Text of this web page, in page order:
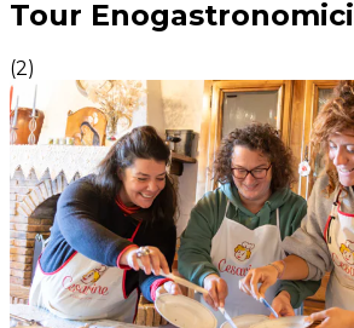
Tour Enogastronomici
(2)